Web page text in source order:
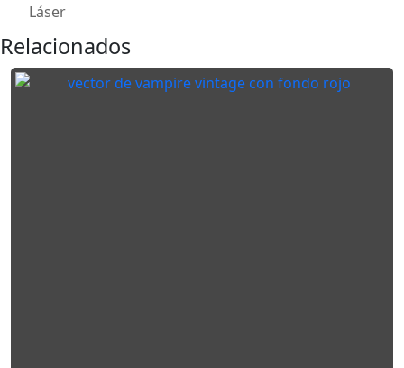
Láser
Relacionados